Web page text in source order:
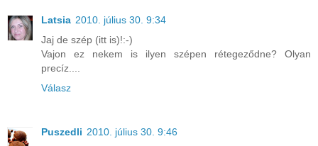
Latsia 2010. július 30. 9:34
Jaj de szép (itt is)!:-)
Vajon ez nekem is ilyen szépen rétegeződne? Olyan
precíz....
Válasz
Puszedli 2010. július 30. 9:46